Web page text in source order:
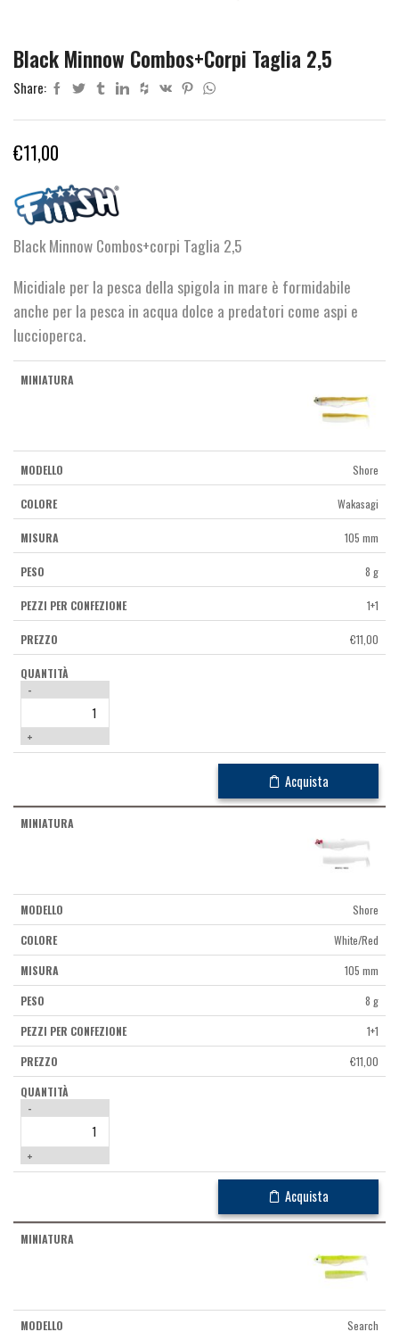
Black Minnow Combos+Corpi Taglia 2,5
Share:
€11,00
Black Minnow Combos+corpi Taglia 2,5
Micidiale per la pesca della spigola in mare è formidabile
anche per la pesca in acqua dolce a predatori come aspi e
luccioperca.
Shore
Wakasagi
105 mm
8 g
1+1
€11,00
-
+
Acquista
Shore
White/Red
105 mm
8 g
1+1
€11,00
-
+
Acquista
Search